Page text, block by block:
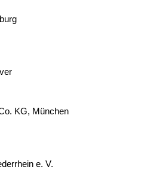
KG, München
e. V.